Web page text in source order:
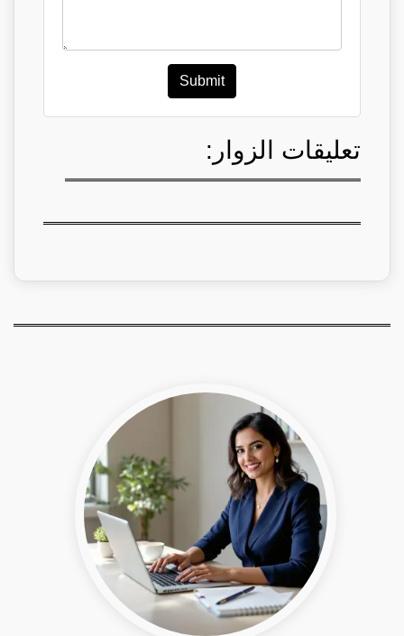
Submit
تعليقات الزوار: